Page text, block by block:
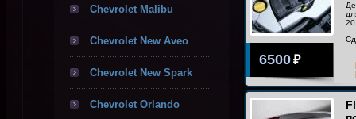
Chevrolet Malibu
Chevrolet New Aveo
Chevrolet New Spark
Chevrolet Orlando
6500₽